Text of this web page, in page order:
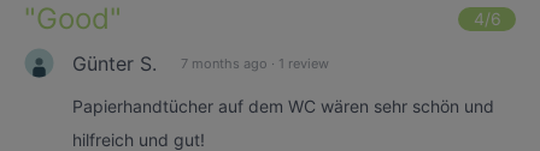
"Good" 4/6
Günter S. 7 months ago · 1 review
Papierhandtücher auf dem WC wären sehr schön und
hilfreich und gut!